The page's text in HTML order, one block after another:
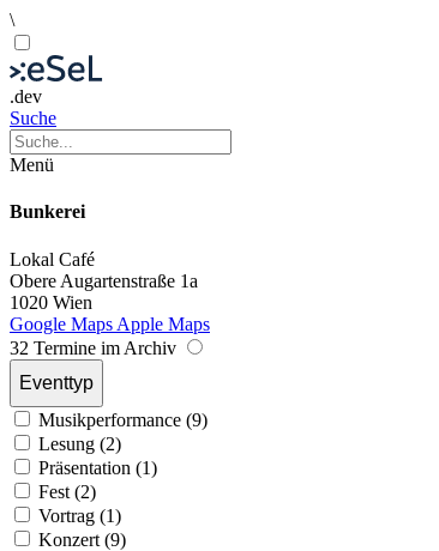
\
.dev
Suche
Menü
Bunkerei
Lokal Café
Obere Augartenstraße 1a
1020 Wien
Google Maps Apple Maps
32 Termine im Archiv
Eventtyp
Musikperformance (9)
Lesung (2)
Präsentation (1)
Fest (2)
Vortrag (1)
Konzert (9)